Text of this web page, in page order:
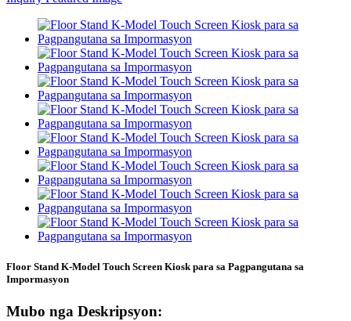
Floor Stand K-Model Touch Screen Kiosk para sa Pagpangutana sa
Impormasyon
Mubo nga Deskripsyon: